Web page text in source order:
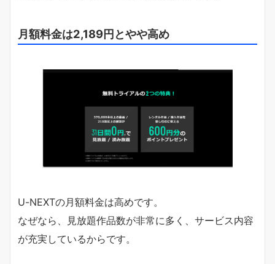
月額料金は2,189円とやや高め
U-NEXTの月額料金は高めです。
なぜなら、見放題作品数が非常に多く、サービス内容
が充実しているからです。